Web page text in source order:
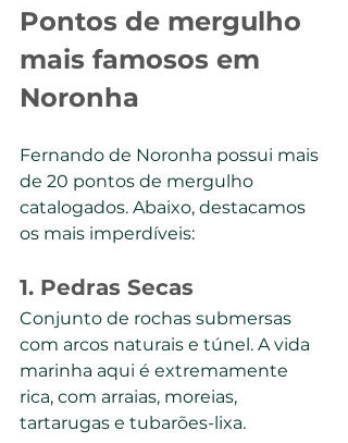
Pontos de mergulho
mais famosos em
Noronha
Fernando de Noronha possui mais
de 20 pontos de mergulho
catalogados. Abaixo, destacamos
os mais imperdíveis:
1. Pedras Secas
Conjunto de rochas submersas
com arcos naturais e túnel. A vida
marinha aqui é extremamente
rica, com arraias, moreias,
tartarugas e tubarões-lixa.